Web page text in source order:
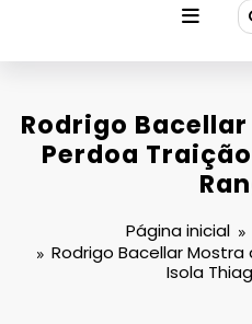
Rodrigo
Perdoa
Página inicial
Rodrigo Bacellar
Isola